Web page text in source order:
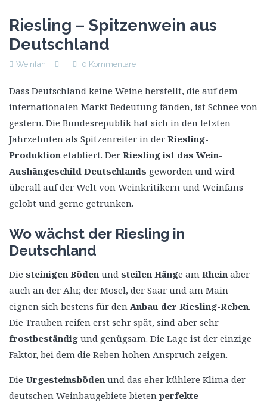
Riesling – Spitzenwein aus
Deutschland
Weinfan 0 Kommentare
Dass Deutschland keine Weine herstellt, die auf dem
internationalen Markt Bedeutung fänden, ist Schnee von
gestern. Die Bundesrepublik hat sich in den letzten
Jahrzehnten als Spitzenreiter in der Riesling-
Produktion etabliert. Der Riesling ist das Wein-
Aushängeschild Deutschlands geworden und wird
überall auf der Welt von Weinkritikern und Weinfans
gelobt und gerne getrunken.
Wo wächst der Riesling in
Deutschland
Die steinigen Böden und steilen Hänge am Rhein aber
auch an der Ahr, der Mosel, der Saar und am Main
eignen sich bestens für den Anbau der Riesling-Reben.
Die Trauben reifen erst sehr spät, sind aber sehr
frostbeständig und genügsam. Die Lage ist der einzige
Faktor, bei dem die Reben hohen Anspruch zeigen.
Die Urgesteinsböden und das eher kühlere Klima der
deutschen Weinbaugebiete bieten perfekte